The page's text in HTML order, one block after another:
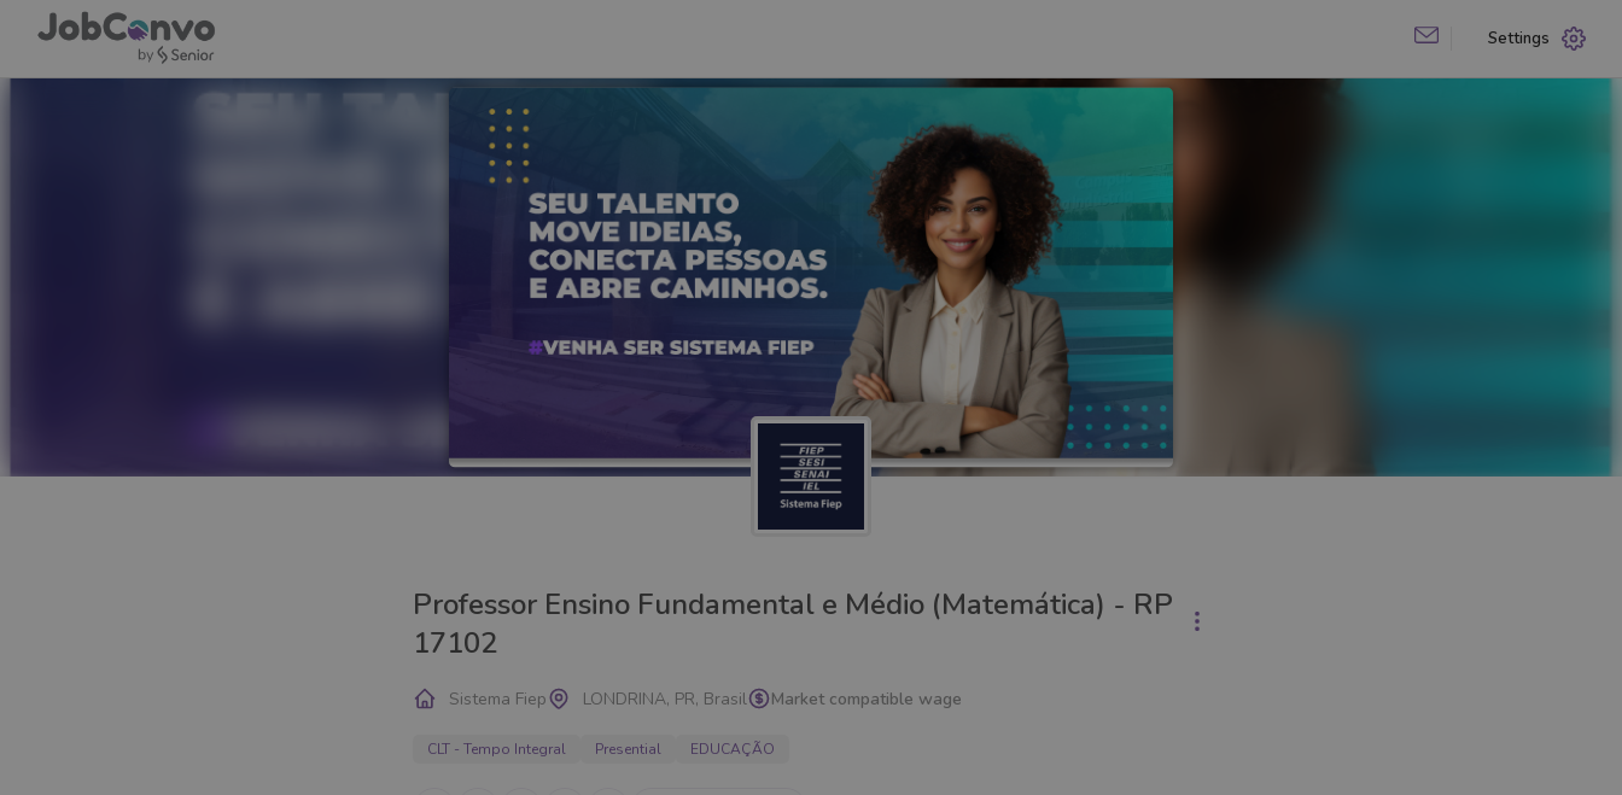
Settings
Professor Ensino Fundamental e Médio (Matemática) - RP
17102
Sistema Fiep LONDRINA, PR, Brasil Market compatible wage
CLT - Tempo Integral Presential EDUCAÇÃO